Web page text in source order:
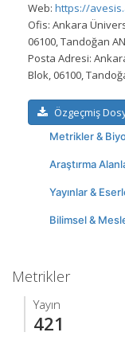
Web: https://
Ofis: Ankara
06100, Tandoğan
Posta Adresi:
Blok, 06100,
Özgeçmiş
Metrikler &
Araştırma
Yayınlar &
Bilimsel &
Metrikler
Yayın
421